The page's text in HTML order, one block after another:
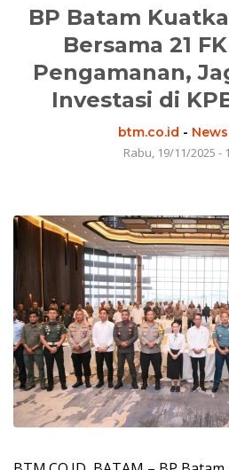
BP Batam
Bersama 21
Pengamanan,
Investasi di
btm.co.id -
Rabu, 19/11/2025 -